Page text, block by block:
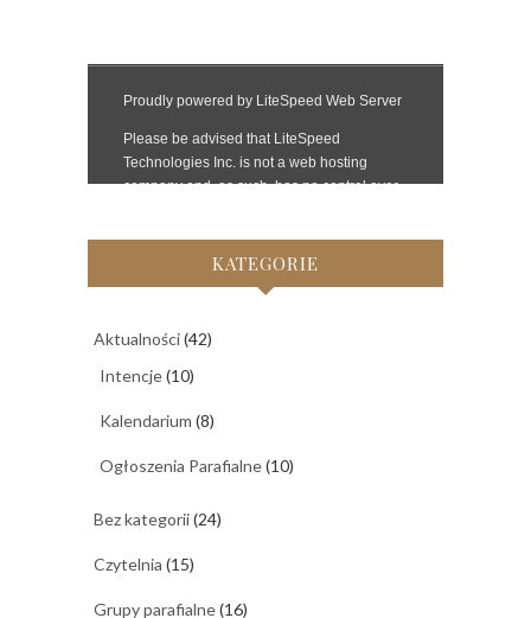
KATEGORIE
Aktualności(42)
Intencje(10)
Kalendarium (8)
Ogłoszenia Parafialne(10)
Bez kategorii(24)
Czytelnia (15)
Grupy parafialne(16)